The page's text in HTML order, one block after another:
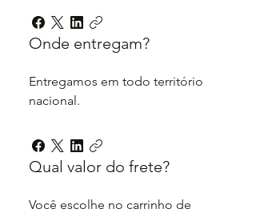
Onde entregam?
Entregamos em todo território
nacional.
Qual valor do frete?
Você escolhe no carrinho de